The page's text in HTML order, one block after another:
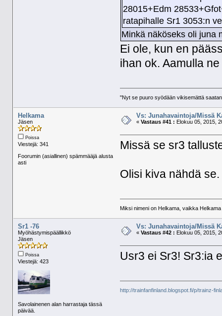
28015+Edm
ratapihalle Sr1 3053:n
Minkä näköseks oli juna
Ei ole, kun en
ihan ok. Aamulla
"Nyt se puuro syödään vikisemättä
Helkama
Jäsen
Poissa
Viestejä: 341
Foorumin (asiallinen) spämmääjä alusta
asti
Vs: Junahavaintoja/Missä
« Vastaus #41 : Elokuu 05, 2015,
Missä se sr3
Olisi kiva nähdä se.
Miksi nimeni on Helkama, vaikka
Sr1 -76
Myöhästymispäällikkö
Jäsen
Poissa
Viestejä: 423
Savolainenen alan harrastaja tässä
päivää.
Vs: Junahavaintoja/Missä
« Vastaus #42 : Elokuu 05, 2015,
Usr3 ei Sr3! Sr3:ia
http://trainfanfinland.blogspot.fi/p/trainz-